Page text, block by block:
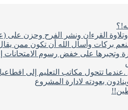
القرءان ونشر الفرح وحزن على
بركات وأسأل الله أن تكون ممن
وتجبرها على خفض رسوم
تتحول مكاتب التعليم إلى
بعودته لادارة المشروع